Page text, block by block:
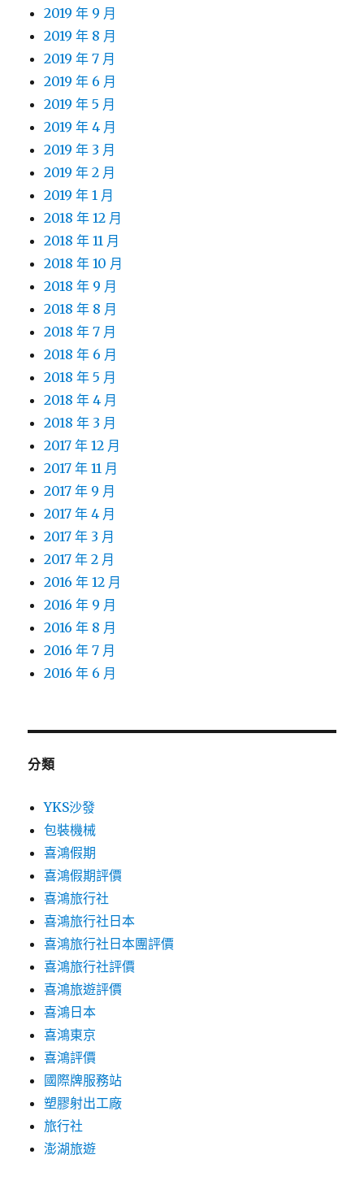
2019 年 9 月
2019 年 8 月
2019 年 7 月
2019 年 6 月
2019 年 5 月
2019 年 4 月
2019 年 3 月
2019 年 2 月
2019 年 1 月
2018 年 12 月
2018 年 11 月
2018 年 10 月
2018 年 9 月
2018 年 8 月
2018 年 7 月
2018 年 6 月
2018 年 5 月
2018 年 4 月
2018 年 3 月
2017 年 12 月
2017 年 11 月
2017 年 9 月
2017 年 4 月
2017 年 3 月
2017 年 2 月
2016 年 12 月
2016 年 9 月
2016 年 8 月
2016 年 7 月
2016 年 6 月
分類
YKS沙發
包裝機械
喜鴻假期
喜鴻假期評價
喜鴻旅行社
喜鴻旅行社日本
喜鴻旅行社日本團評價
喜鴻旅行社評價
喜鴻旅遊評價
喜鴻日本
喜鴻東京
喜鴻評價
國際牌服務站
塑膠射出工廠
旅行社
澎湖旅遊